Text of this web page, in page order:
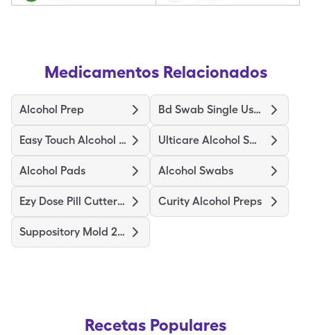
Medicamentos Relacionados
Alcohol Prep Bd Swab Single Use Regular
Easy Touch Alcohol Prep Medium Ulticare Alcohol Swabs
Alcohol Pads Alcohol Swabs
Ezy Dose Pill Cutter Original Curity Alcohol Preps
Suppository Mold 2Gm
Recetas Populares